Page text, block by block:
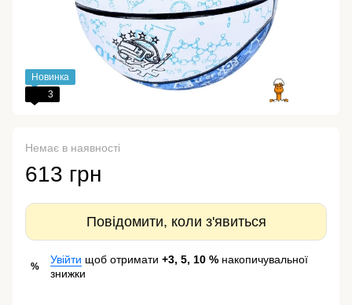
Новинка
3
Немає в наявності
613 грн
Повідомити, коли з'явиться
%
Увійти щоб отримати +3, 5, 10 % накопичувальної
знижки